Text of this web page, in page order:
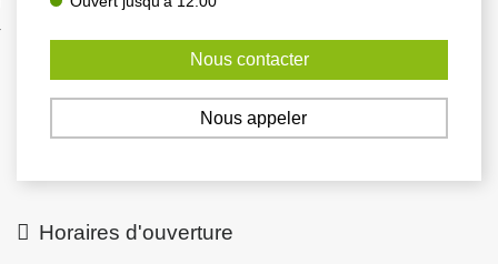
Nous contacter
Nous appeler
Horaires d'ouverture